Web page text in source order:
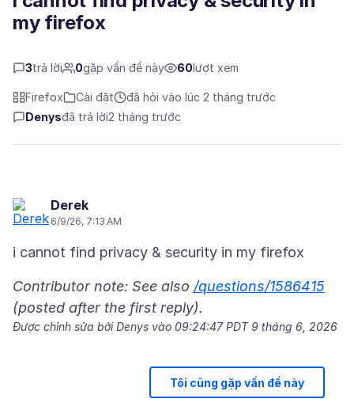
my firefox
3trả lời 0gặp vấn đề này 60lượt xem
Firefox Cài đặt
đã hỏi vào lúc 2 tháng trước
Denysđã trả lời2 tháng trước
Derek
6/9/26, 7:13 AM
Contributor note: See also /questions/1586415
(posted after the first reply).
Được chỉnh sửa bởi Denys vào 09:24:47 PDT 9 tháng 6, 2026
Tôi cũng gặp vấn đề này